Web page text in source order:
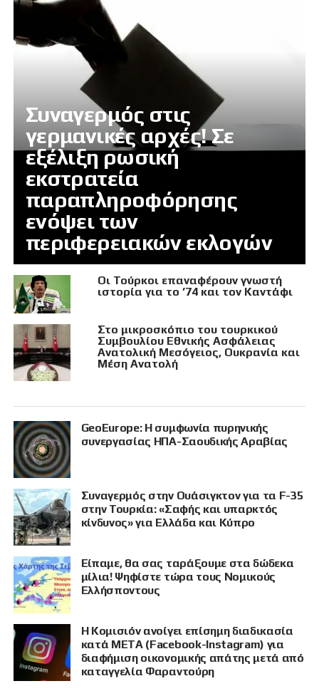
Συναγερμός στις
γερμανικές αρχές! Σε
εξέλιξη ρωσική
εκστρατεία
παραπληροφόρησης
ενόψει των
περιφερειακών εκλογών
Οι Τούρκοι επαναφέρουν γνωστή
ιστορία για το ’74 και τον Καντάφι
Στο μικροσκόπιο του τουρκικού
Συμβουλίου Εθνικής Ασφάλειας
Ανατολική Μεσόγειος, Ουκρανία και
Μέση Ανατολή
GeoEurope: Η συμφωνία πυρηνικής
συνεργασίας ΗΠΑ-Σαουδικής Αραβίας
Συναγερμός στην Ουάσιγκτον για τα F-35
στην Τουρκία: «Σαφής και υπαρκτός
κίνδυνος» για Ελλάδα και Κύπρο
Είπαμε, θα σας ταράξουμε στα δώδεκα
μίλια! Ψηφίστε τώρα τους Νομικούς
Ελλήσποντους
Η Κομισιόν ανοίγει επίσημη διαδικασία
κατά META (Facebook-Instagram) για
διαφήμιση οικονομικής απάτης μετά από
καταγγελία Φαραντούρη